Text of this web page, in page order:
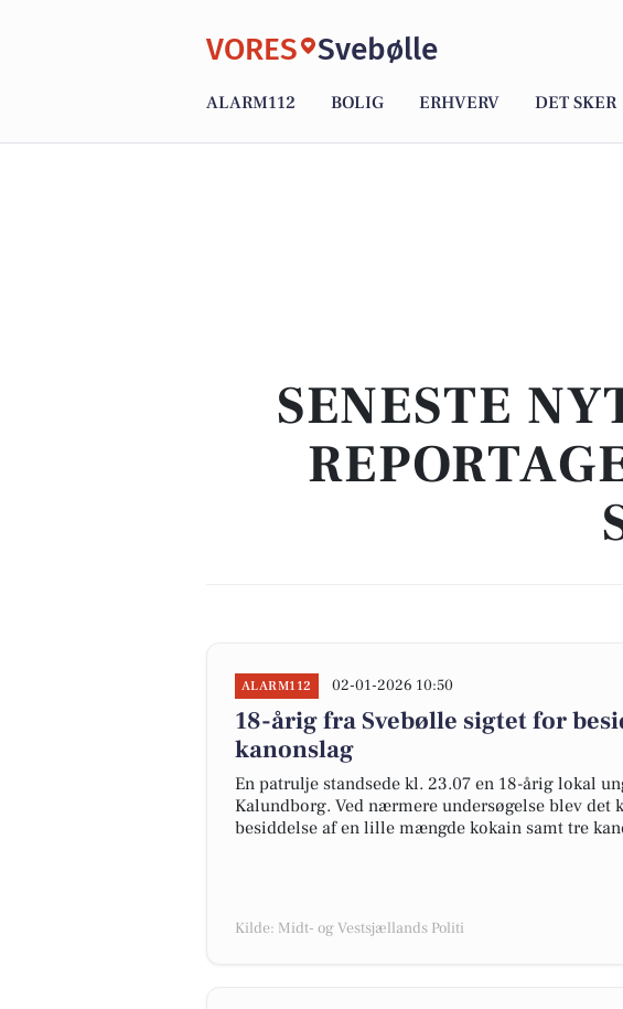
VORES Svebølle
ALARM112 BOLIG ERHVERV DET SKER
SENESTE
ALARM112 02-01-2026 10:50
18-årig fra Svebølle sigtet for
kanonslag
En patrulje standsede kl. 23.07 en 18-årig lokal
Kalundborg. Ved nærmere undersøgelse blev det
besiddelse af en lille mængde kokain samt tre
Kilde: Midt- og Vestsjællands Politi